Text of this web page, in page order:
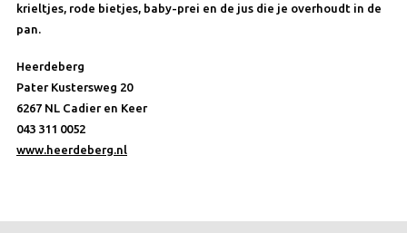
krieltjes, rode bietjes, baby-prei en de jus die je overhoudt in de
pan.
Heerdeberg
Pater Kustersweg 20
6267 NL Cadier en Keer
043 311 0052
www.heerdeberg.nl